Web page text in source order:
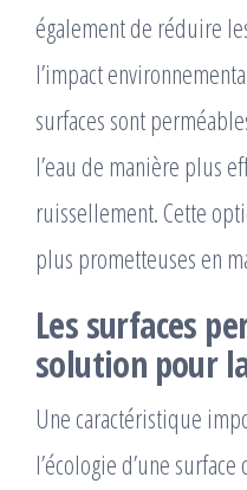
également de réduire
l’impact
surfaces sont
l’eau de manière plus
ruissellement. Cette
plus prometteuses en
Les surfaces
solution pour
Une caractéristique
l’écologie d’une